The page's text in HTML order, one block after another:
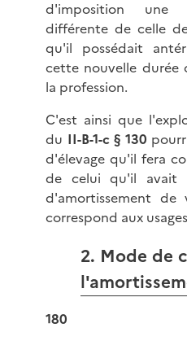
d'imposition une
différente de celle
qu'il possédait
cette nouvelle durée
la profession.
C'est ainsi que
du II-B-1-c § 130
d'élevage qu'il fera
de celui qu'il avait
d'amortissement
correspond aux
2. Mode de
180